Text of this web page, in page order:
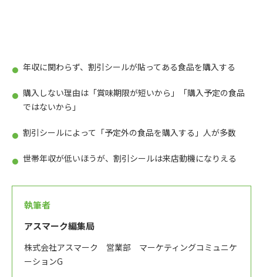
年収に関わらず、割引シールが貼ってある食品を購入する
購入しない理由は「賞味期限が短いから」「購入予定の食品
ではないから」
割引シールによって「予定外の食品を購入する」人が多数
世帯年収が低いほうが、割引シールは来店動機になりえる
執筆者
アスマーク編集局
株式会社アスマーク 営業部 マーケティングコミュニケ
ーションG